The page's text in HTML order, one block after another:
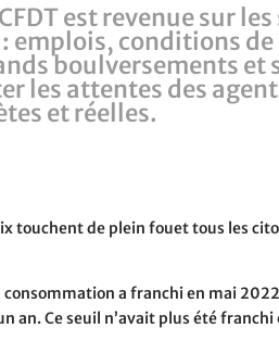
est revenue sur
emplois, conditions
boulversements et
les attentes des
et réelles.
touchent de plein fouet tous les
consommation a franchi en mai
an. Ce seuil n’avait plus été franchi